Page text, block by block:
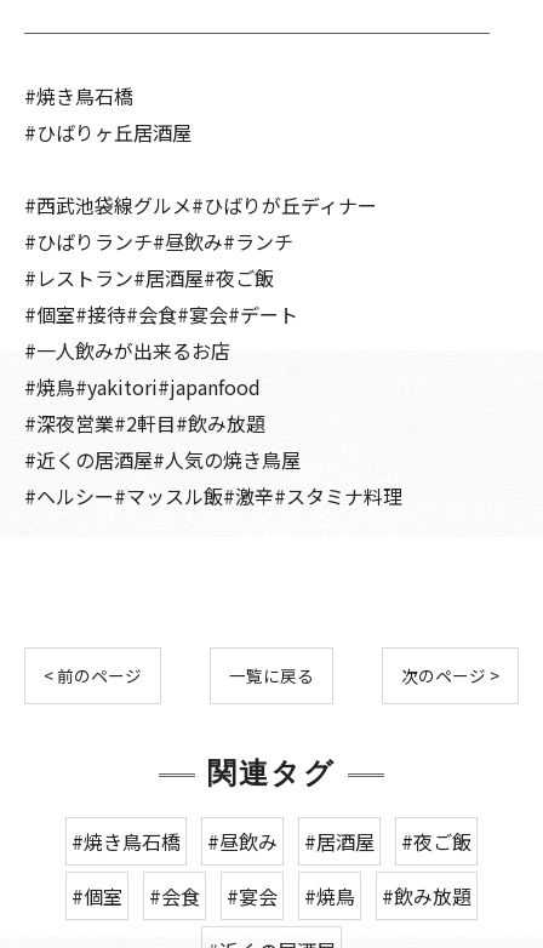
#焼き鳥石橋
#ひばりヶ丘居酒屋
#西武池袋線グルメ#ひばりが丘ディナー
#ひばりランチ#昼飲み#ランチ
#レストラン#居酒屋#夜ご飯
#個室#接待#会食#宴会#デート
#一人飲みが出来るお店
#焼鳥#yakitori#japanfood
#深夜営業#2軒目#飲み放題
#近くの居酒屋#人気の焼き鳥屋
#ヘルシー#マッスル飯#激辛#スタミナ料理
< 前のページ 一覧に戻る 次のページ >
関連タグ
#焼き鳥石橋 #昼飲み #居酒屋
#夜ご飯
#個室
#会食 #宴会 #焼鳥
#飲み放題